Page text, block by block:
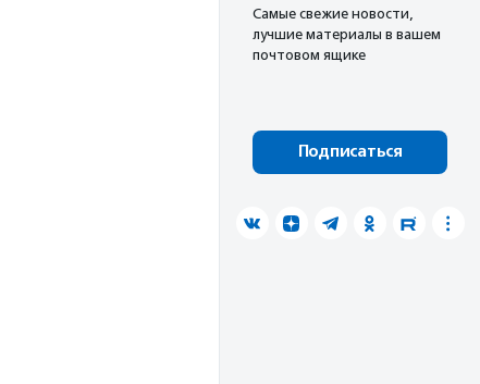
Cамые свежие новости,
лучшие материалы в вашем
почтовом ящике
Подписаться